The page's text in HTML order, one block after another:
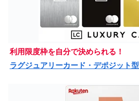
利用限度枠を自分で決められる！
ラグジュアリーカード・デポジット型